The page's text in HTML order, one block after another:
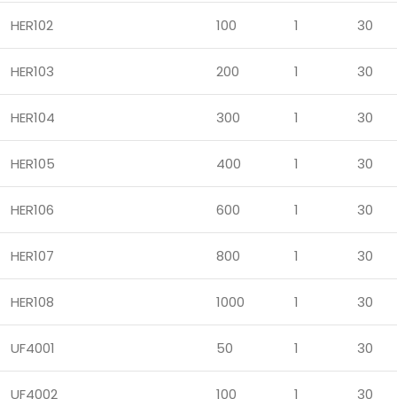
HER102 100 1 30
HER103 200 1 30
HER104 300 1 30
HER105 400 1 30
HER106 600 1 30
HER107 800 1 30
HER108 1000 1 30
UF4001 50 1 30
UF4002 100 1 30